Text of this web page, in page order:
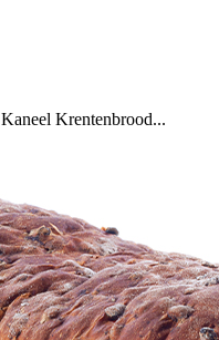
Kaneel Krentenbrood...